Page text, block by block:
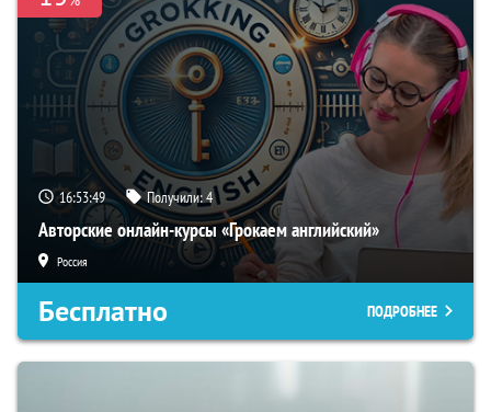
16:53:48 Получили:4
Авторские онлайн-курсы «Грокаем английский»
Россия
Бесплатно ПОДРОБНЕЕ